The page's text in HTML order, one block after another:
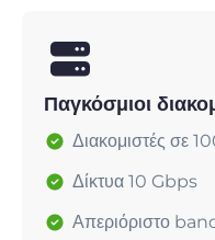
Παγκόσμιοι
Διακομιστές σε
Δίκτυα 10 Gbps
Απεριόριστο